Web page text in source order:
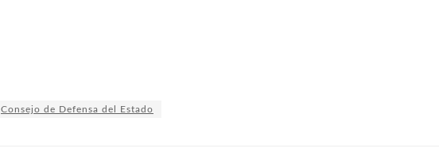
Consejo de Defensa del Estado